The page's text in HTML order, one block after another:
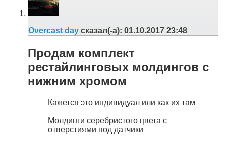
Overcast day сказал(-а): 01.10.2017 23:48
Продам комплект
рестайлинговых молдингов с
нижним хромом
Кажется это индивидуал или как их там
Молдинги серебристого цвета с
отверстиями под датчики